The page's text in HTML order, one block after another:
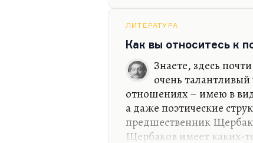
ЛИТЕРАТУРА
Как вы относитесь к
Знаете, здесь
очень
отношениях – имею в
а даже поэтические
предшественник
Щербаков имеет каких-